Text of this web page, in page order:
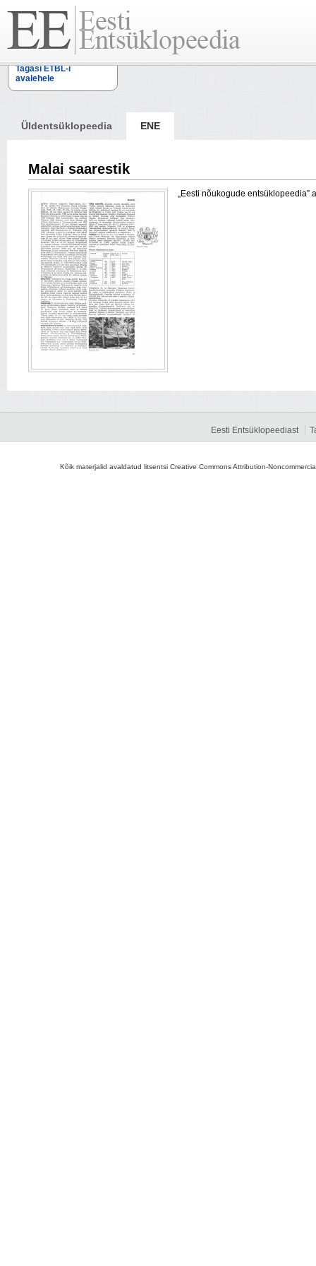
Tagasi ETBL-i
avalehele
Üldentsüklopeedia ENE
Malai saarestik
„Eesti nõukogude entsüklopeedia”
Eesti Entsüklopeediast
Kõik materjalid avaldatud litsentsi Creative Commons Attribution-